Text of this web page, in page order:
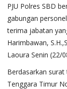
PJU Polres SBD
gabungan
terima jabatan
Harimbawan,
Laoura Senin (22/
Berdasarkan
Tenggara Timur